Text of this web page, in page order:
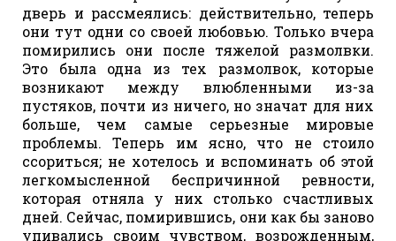
дверь и рассмеялись: действительно, теперь
они тут одни со своей любовью. Только вчера
помирились они после тяжелой размолвки.
Это была одна из тех размолвок, которые
возникают между влюбленными из-за
пустяков, почти из ничего, но значат для них
больше, чем самые серьезные мировые
проблемы. Теперь им ясно, что не стоило
ссориться; не хотелось и вспоминать об этой
легкомысленной беспричинной ревности,
которая отняла у них столько счастливых
дней. Сейчас, помирившись, они как бы заново
упивались своим чувством, возрожденным,